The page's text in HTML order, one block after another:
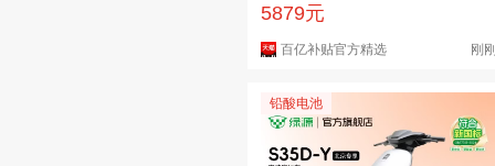
5879元
百亿补贴官方精选 刚
铅酸电池